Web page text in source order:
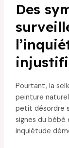
Des
Pourtant, la
peinture
petit désordre
signes du
inquiétude